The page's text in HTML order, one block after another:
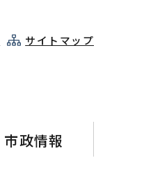
サイトマップ
市政情報